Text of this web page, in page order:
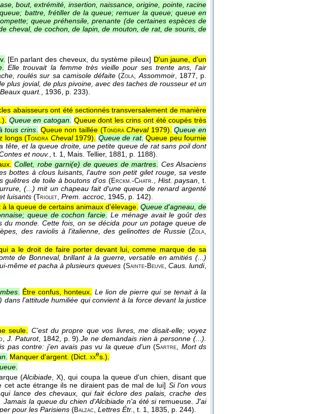
bout, extrémité, insertion, naissance, origine, pointe, racine
battre, frétiller de la queue; remuer la queue; queue en
queue préhensile, prenante (de certaines espèces de
cheval, de cochon, de lapin, de mouton, de rat, de souris, de
[En parlant des cheveux, du système pileux] D'un jaune, d'un
Elle trouvait la femme très vieille pour ses trente ans, l'air
roulés sur sa camisole défaite (Zola Assommoir, 1877 , p.
plus jovial, de plus pivoine, avec des taches de rousseur et un
Beaux quart. , 1936 , p. 233).
abaisseurs ont été sectionnés transversalement de manière
). Queue en catogan. Queue dont les crins ont été coupés très
tous crins. Queue non taillée ( TondraCheval1979). Queue en
longs ( Tondra Cheval1979). Queue de rat. Queue peu fournie
tête, et la queue droite, une petite queue de rat sans poil dont
et nouv., t. 1, Mais. Tellier, 1881, p. 1188).
Collet, robe garni(e) de queues de martres. Ces Alsaciens
bottes à clous luisants, l'autre son petit gilet rouge, sa veste
guêtres de toile à boutons d'os (Erckm.-Chatr., Hist. paysan, t.
(...) mit un chapeau fait d'une queue de renard argenté
luisants ( Triolet, Prem. accroc, 1945, p. 142).
la queue de certains animaux d'élevage. Queue d'agneau, de
queue de cochon farcie. Le ménage avait le goût des
du monde. Cette fois, on se décida pour un potage queue de
des raviolis à l'italienne, des gelinottes de Russie(Zola,
a le droit de faire porter devant lui, comme marque de sa
de Bonneval, brillant à la guerre, versatile en amitiés (...)
même et pacha à plusieurs queues (Sainte- Beuve, Caus. lundi,
. Être confus, honteux. Le lion de pierre qui se tenait à la
l'attitude humiliée qui convient à la force devant la justice
seule.
C'est du propre que vos livres, me disait-elle; voyez
,J. Paturot, 1842 , p. 9).Je ne demandais rien à personne (...).
pas contre: j'en avais pas vu la queue d'un(Sartre
Mort ds
Manquer d'argent. (Dict. xxes. ).
(Alcibiade , X), qui coupa la queue d'un chien, disant que
acte étrange ils ne diraient pas de mal de lui] Si l'on vous
lance des chevaux, qui fait éclore des palais, crache des
la queue du chien d'Alcibiade n'a été siremueuse.J'ai
pour les Parisiens (Balzac Lettres Étr. , t. 1 , 1835 , p. 244).